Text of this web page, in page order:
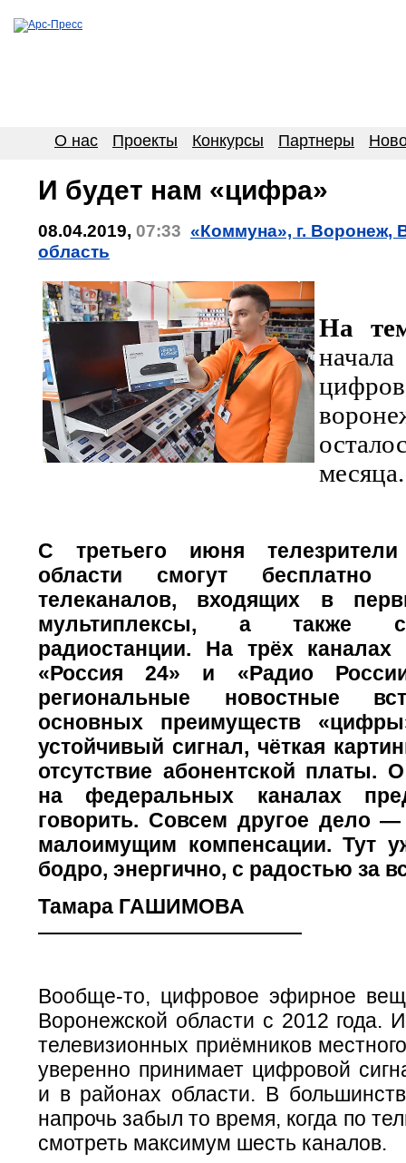
О нас Проекты Конкурсы Партнеры
И будет нам «цифра»
08.04.2019, 07:33 «Коммуна», г. Воронеж,
область
На
месяца.
С третьего июня
области смогут бесплатно
телеканалов, входящих в
мультиплексы, а также
радиостанции. На трёх
«Россия 24» и «Радио
региональные новостные
основных преимуществ
устойчивый сигнал, чёткая
отсутствие абонентской платы.
на федеральных каналах
говорить. Совсем другое дело
малоимущим компенсации. Тут
бодро, энергично, с радостью за
Тамара ГАШИМОВА
Вообще-то, цифровое эфирное
Воронежской области с 2012 года.
телевизионных приёмников
уверенно принимает цифровой
и в районах области. В
напрочь забыл то время, когда по
смотреть максимум шесть каналов.